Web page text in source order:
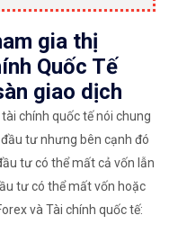
gia thị
Quốc Tế
giao dịch
chính quốc tế nói chung
tư nhưng bên cạnh đó
tư có thể mất cả vốn lẫn
tư có thể mất vốn hoặc
và Tài chính quốc tế: